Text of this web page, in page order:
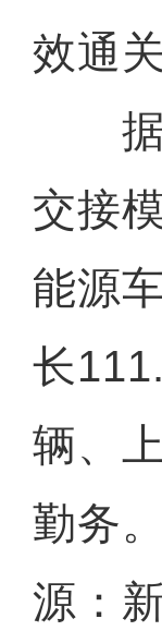
效通关
据
交接
能源
长
辆、
勤务
源：